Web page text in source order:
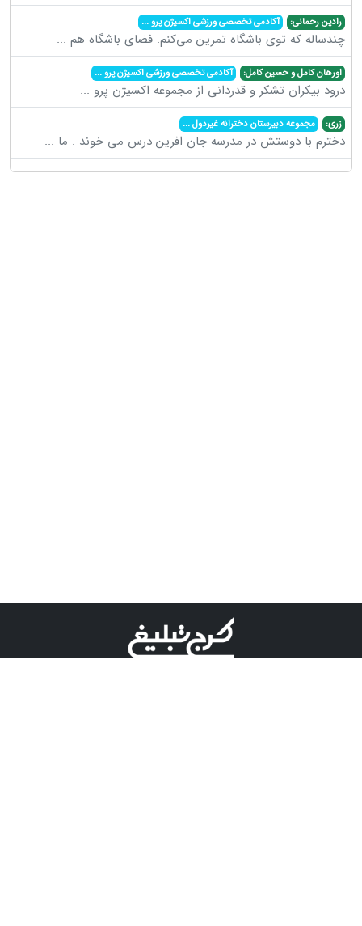
رادین رحمانی: آکادمی تخصصی ورزشی اکسیژن پرو...
چندساله که توی باشگاه تمرین می‌کنم. فضای باشگاه هم ...
اورهان کامل و حسین کامل: آکادمی تخصصی ورزشی اکسیژن پرو...
درود بیکران تشکر و قدردانی از مجموعه اکسیژن پرو ...
زری: مجموعه دبیرستان دخترانه غیردول...
دخترم با دوستش در مدرسه جان افرین درس می خوند . ما ...